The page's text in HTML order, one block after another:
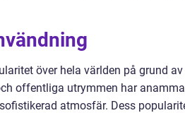
över hela världen på grund
offentliga utrymmen har
atmosfär. Dess